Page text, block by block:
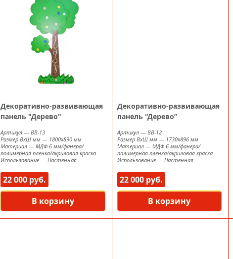
Декоративно-развивающая
панель "Дерево"
Артикул — ВВ-13
Размер ВxШ мм — 1800х890 мм
Материал — МДФ 6 мм/фанера/
полимерная пленка/акриловая краска
Использование — Настенная
22 000 руб.
В корзину
Декоративно-развивающая
панель “Дерево”
Артикул— ВВ-12
Размер ВxШ мм— 1730х896 мм
Материал— МДФ 6 мм/фанера/
полимерная пленка/акриловая краска
Использование— Настенная
22 000 руб.
В корзину